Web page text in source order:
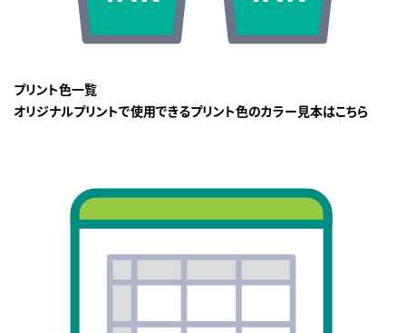
プリント色一覧
オリジナルプリントで使用できるプリント色のカラー見本はこちら